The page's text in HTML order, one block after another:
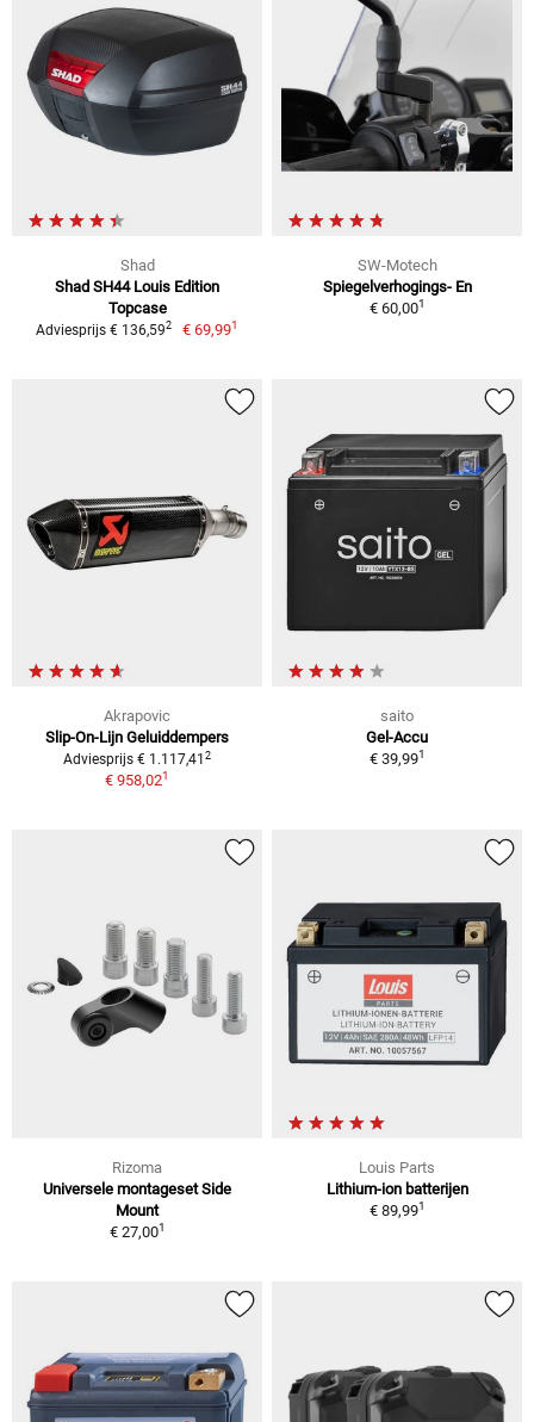
Shad
Shad SH44 Louis Edition
Topcase
Adviesprijs € 136,592 € 69,991
SW-Motech
Spiegelverhogings- En
€ 60,001
Akrapovic
Slip-On-Lijn Geluiddempers
Adviesprijs € 1.117,41 2
€ 958,021
saito
Gel-Accu
€ 39,991
Rizoma
Universele montageset Side
Mount
€ 27,001
Louis Parts
Lithium-ion batterijen
€ 89,991